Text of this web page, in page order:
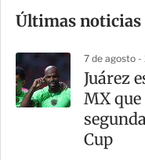
m
a
r
t
Últimas noticias
7 de agosto -
Juárez
MX
Cup